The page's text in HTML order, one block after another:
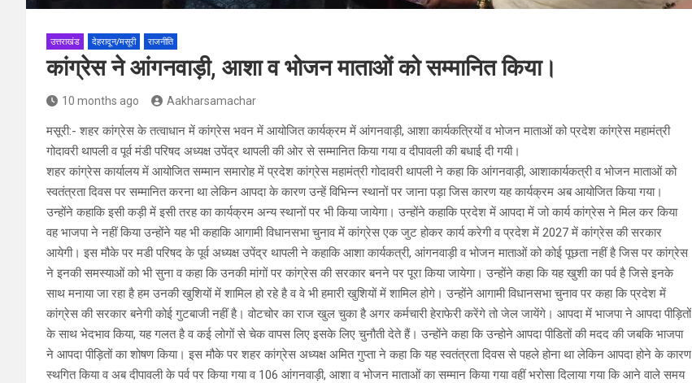
उत्तराखंड देहरादून/मसूरी राजनीति
कांग्रेस ने आंगनवाड़ी, आशा व भोजन माताओं को सम्मानित किया।
10 months ago Aakharsamachar
मसूरी:- शहर कांग्रेस के तत्वाधान में कांग्रेस भवन में आयोजित कार्यक्रम में आंगनवाड़ी, आशा कार्यकत्रियों व भोजन माताओं को प्रदेश कांग्रेस महामंत्री
गोदावरी थापली व पूर्व मंडी परिषद अध्यक्ष उपेंद्र थापली की ओर से सम्मानित किया गया व दीपावली की बधाई दी गयी।
शहर कांग्रेस कार्यालय में आयोजित सम्मान समारोह में प्रदेश कांग्रेस महामंत्री गोदावरी थापली ने कहा कि आंगनवाड़ी, आशाकार्यकत्री व भोजन माताओं को
स्वतंत्रता दिवस पर सम्मानित करना था लेकिन आपदा के कारण उन्हें विभिन्न स्थानों पर जाना पड़ा जिस कारण यह कार्यक्रम अब आयोजित किया गया।
उन्होंने कहाकि इसी कड़ी में इसी तरह का कार्यक्रम अन्य स्थानों पर भी किया जायेगा। उन्होंने कहाकि प्रदेश में आपदा में जो कार्य कांग्रेस ने मिल कर किया
वह भाजपा ने नहीं किया उन्होंने यह भी कहाकि आगामी विधानसभा चुनाव में कांग्रेस एक जुट होकर कार्य करेगी व प्रदेश में 2027 में कांग्रेस की सरकार
आयेगी। इस मौके पर मडी परिषद के पूर्व अध्यक्ष उपेंद्र थापली ने कहाकि आशा कार्यकत्री, आंगनवाड़ी व भोजन माताओं को कोई पूछता नहीं है जिस पर कांग्रेस
ने इनकी समस्याओं को भी सुना व कहा कि उनकी मांगों पर कांग्रेस की सरकार बनने पर पूरा किया जायेगा। उन्होंने कहा कि यह खुशी का पर्व है जिसे इनके
साथ मनाया जा रहा है हम उनकी खुशियों में शामिल हो रहे है व वे भी हमारी खुशियों में शामिल होगे। उन्होंने आगामी विधानसभा चुनाव पर कहा कि प्रदेश में
कांग्रेस की सरकार बनेगी कोई गुटबाजी नहीं है। वोटचोर का राज खुल चुका है अगर कर्मचारी हेराफेरी करेंगे तो जेल जायेंगे। आपदा में भाजपा ने आपदा पीड़ितों
के साथ भेदभाव किया, यह गलत है व कई लोगों से चेक वापस लिए इसके लिए चुनौती देते हैं। उन्होंने कहा कि उन्होने आपदा पीडितों की मदद की जबकि भाजपा
ने आपदा पीड़ितों का शोषण किया। इस मौके पर शहर कांग्रेस अध्यक्ष अमित गुप्ता ने कहा कि यह स्वतंत्रता दिवस से पहले होना था लेकिन आपदा होने के कारण
स्थगित किया व अब दीपावली के पर्व पर किया गया व 106 आंगनवाड़ी, आशा व भोजन माताओं का सम्मान किया गया वहीं भरोसा दिलाया गया कि आने वाले समय